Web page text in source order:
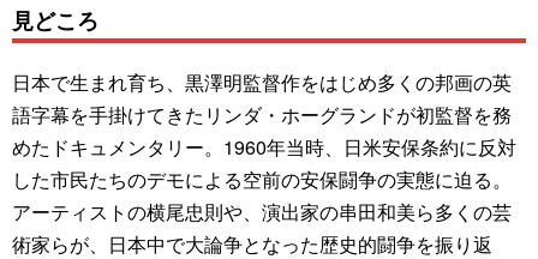
見どころ
日本で生まれ育ち、黒澤明監督作をはじめ多くの邦画の英
語字幕を手掛けてきたリンダ・ホーグランドが初監督を務
めたドキュメンタリー。1960年当時、日米安保条約に反対
した市民たちのデモによる空前の安保闘争の実態に迫る。
アーティストの横尾忠則や、演出家の串田和美ら多くの芸
術家らが、日本中で大論争となった歴史的闘争を振り返